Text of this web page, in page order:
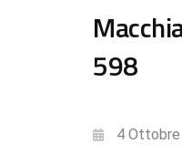
598
4 Ottobre